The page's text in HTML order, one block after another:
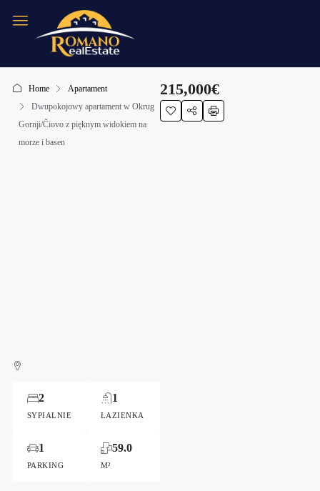
Home
Apartament
Dwupokojowy apartament w Okrug
Gornji/Čiovo z pięknym widokiem na
morze i basen
SYPIALNIE
2
ŁAZIENKA
1
PARKING
1
M²
59.0
215,000€